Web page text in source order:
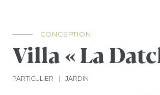
CONCEPTION
Villa « La
PARTICULIER JARDIN